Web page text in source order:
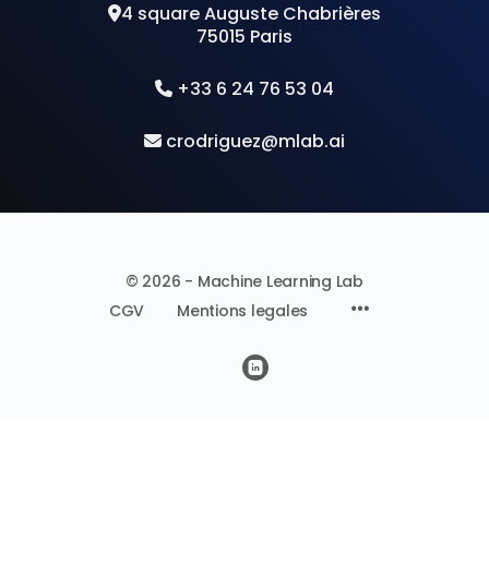
4 square Auguste Chabrières
75015 Paris
+33 6 24 76 53 04
crodriguez@mlab.ai
© 2026 - Machine Learning Lab
CGV
Mentions legales